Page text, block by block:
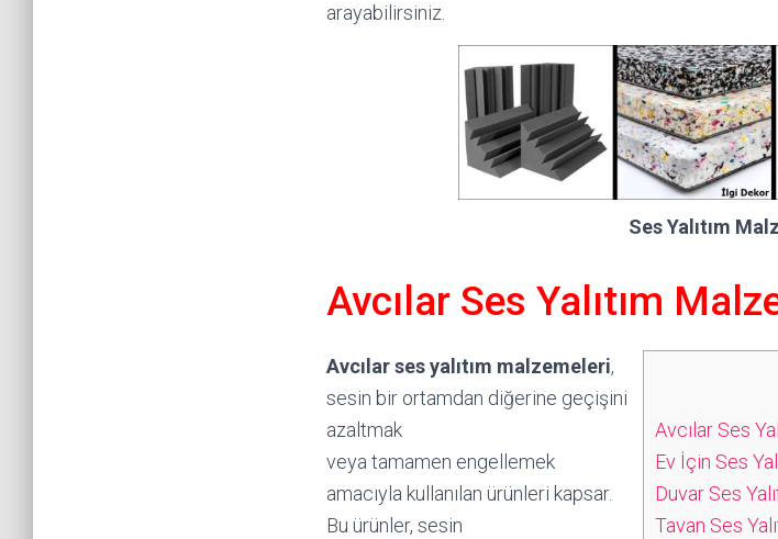
arayabilirsiniz.
Ses Yalıtım
Avcılar Ses Yalıtım
Avcılar Ses
Ev İçin Ses
Duvar Ses
Tavan Ses
Avcılar ses yalıtım malzemeleri,
sesin bir ortamdan diğerine geçişini
azaltmak
veya tamamen engellemek
amacıyla kullanılan ürünleri kapsar.
Bu ürünler, sesin